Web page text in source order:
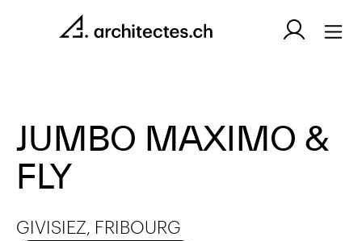
JUMBO MAXIMO &
FLY
GIVISIEZ, FRIBOURG